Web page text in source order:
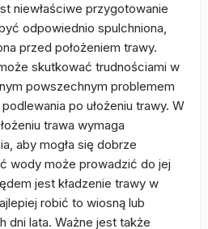
niewłaściwe przygotowanie
odpowiednio spulchniona,
przed położeniem trawy.
skutkować trudnościami w
powszechnym problemem
po ułożeniu trawy. W
trawa wymaga
aby mogła się dobrze
wody może prowadzić do jej
jest kładzenie trawy w
robić to wiosną lub
dni lata. Ważne jest także